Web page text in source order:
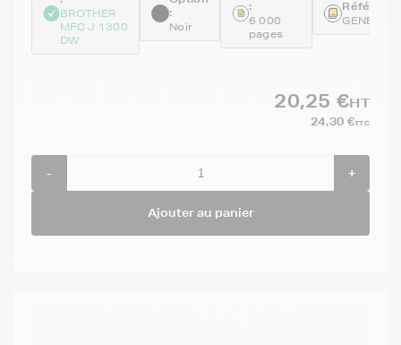
BROTHER
MFC J 1300
DW
:
Noir
:
6 000
pages
20,25 €HT
24,30 €TTC
- +
Ajouter au panier